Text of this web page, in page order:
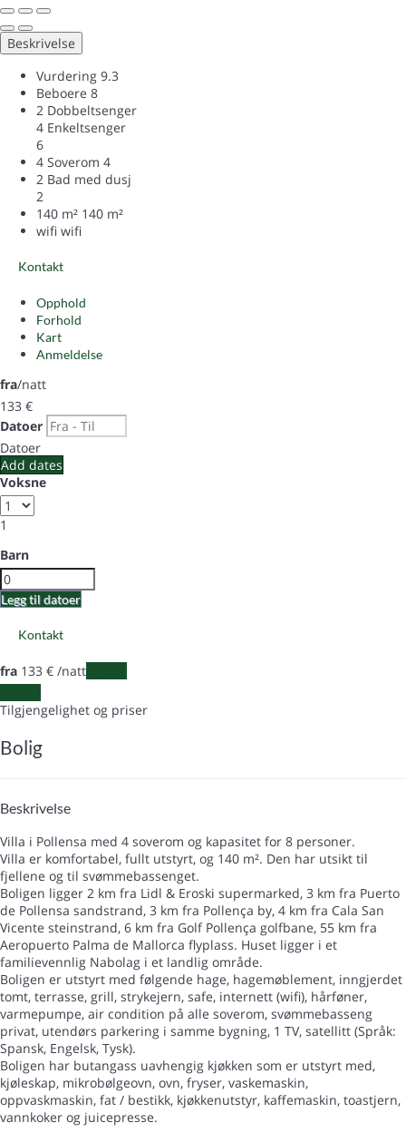
Beskrivelse
Vurdering 9.3
Beboere 8
2 Dobbeltsenger
4 Enkeltsenger
6
4 Soverom 4
2 Bad med dusj
2
140 m² 140 m²
wifi wifi
Kontakt
Opphold
Forhold
Kart
Anmeldelse
fra/natt
133 €
Datoer
Datoer
Add dates
Voksne
1
Barn
Legg til datoer
Kontakt
fra 133 € /natt
Tilgjengelighet og priser
Bolig
Beskrivelse
Villa i Pollensa med 4 soverom og kapasitet for 8 personer.
Villa er komfortabel, fullt utstyrt, og 140 m². Den har utsikt til
fjellene og til svømmebassenget.
Boligen ligger 2 km fra Lidl & Eroski supermarked, 3 km fra Puerto
de Pollensa sandstrand, 3 km fra Pollença by, 4 km fra Cala San
Vicente steinstrand, 6 km fra Golf Pollença golfbane, 55 km fra
Aeropuerto Palma de Mallorca flyplass. Huset ligger i et
familievennlig Nabolag i et landlig område.
Boligen er utstyrt med følgende hage, hagemøblement, inngjerdet
tomt, terrasse, grill, strykejern, safe, internett (wifi), hårføner,
varmepumpe, air condition på alle soverom, svømmebasseng
privat, utendørs parkering i samme bygning, 1 TV, satellitt (Språk:
Spansk, Engelsk, Tysk).
Boligen har butangass uavhengig kjøkken som er utstyrt med,
kjøleskap, mikrobølgeovn, ovn, fryser, vaskemaskin,
oppvaskmaskin, fat / bestikk, kjøkkenutstyr, kaffemaskin, toastjern,
vannkoker og juicepresse.